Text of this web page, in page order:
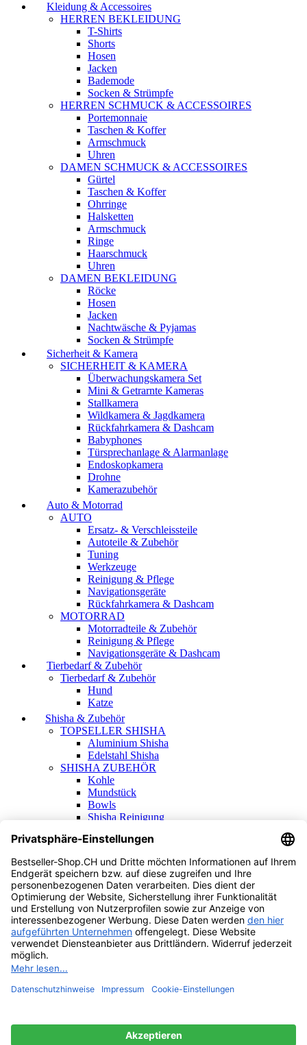
Kleidung & Accessoires
HERREN BEKLEIDUNG
T-Shirts
Shorts
Hosen
Jacken
Bademode
Socken & Strümpfe
HERREN SCHMUCK & ACCESSOIRES
Portemonnaie
Taschen & Koffer
Armschmuck
Uhren
DAMEN SCHMUCK & ACCESSOIRES
Gürtel
Taschen & Koffer
Ohrringe
Halsketten
Armschmuck
Ringe
Haarschmuck
Uhren
DAMEN BEKLEIDUNG
Röcke
Hosen
Jacken
Nachtwäsche & Pyjamas
Socken & Strümpfe
Sicherheit & Kamera
SICHERHEIT & KAMERA
Überwachungskamera Set
Mini & Getrarnte Kameras
Stallkamera
Wildkamera & Jagdkamera
Rückfahrkamera & Dashcam
Babyphones
Türsprechanlage & Alarmanlage
Endoskopkamera
Drohne
Kamerazubehör
Auto & Motorrad
AUTO
Ersatz- & Verschleissteile
Autoteile & Zubehör
Tuning
Werkzeuge
Reinigung & Pflege
Navigationsgeräte
Rückfahrkamera & Dashcam
MOTORRAD
Motorradteile & Zubehör
Reinigung & Pflege
Navigationsgeräte & Dashcam
Tierbedarf & Zubehör
Tierbedarf & Zubehör
Hund
Katze
Shisha & Zubehör
TOPSELLER SHISHA
Aluminium Shisha
Edelstahl Shisha
SHISHA ZUBEHÖR
Kohle
Mundstück
Bowls
Shisha Reinigung
Alle Produkte
Home
Shop
Wishlist
Vergleichen
Warenkorb
Schliessen
Anmelden
Schliessen
Noch keinen Account?
Filter